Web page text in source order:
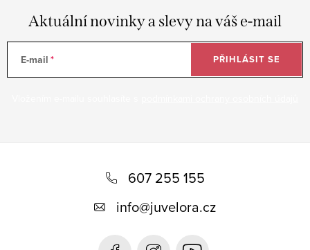
Aktuální novinky a slevy na váš e-mail
E-mail PŘIHLÁSIT SE
607 255 155
info@juvelora.cz